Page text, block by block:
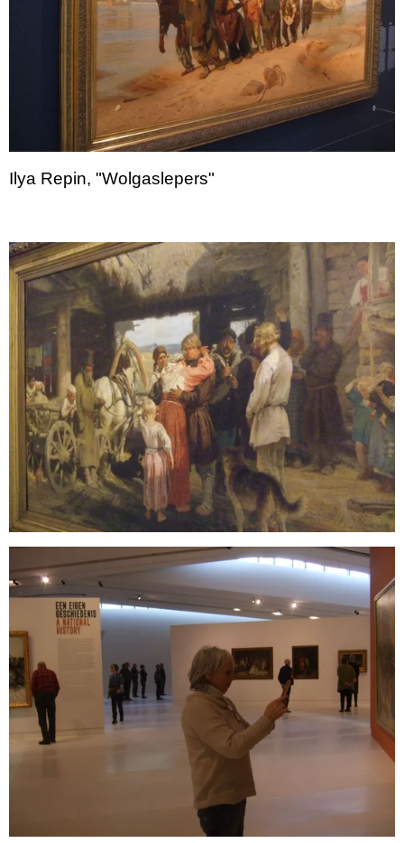
Ilya Repin, "Wolgaslepers"